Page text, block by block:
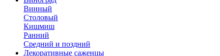
Винный
Столовый
Кишмиш
Ранний
Средний и поздний
Декоративные саженцы